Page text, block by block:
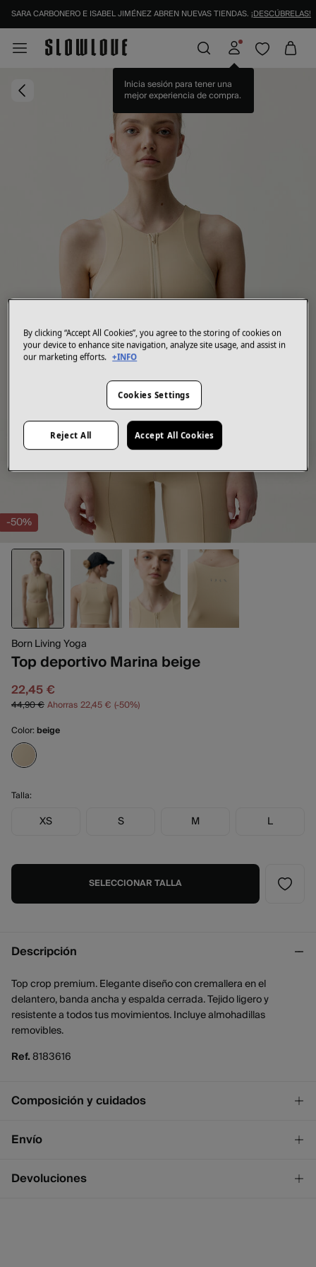
IDENTIFÍCATE COMO SOCIO Y DISFRUTA DE TODAS TUS VENTAJAS |INICIAR
Inicia sesión para tener una
mejor experiencia de compra.
-50%
Born Living Yoga
Top deportivo Marina beige
22,45 €
44,90 €Ahorras22,45 €
50
Color: beige
Talla:
XS S M L
SELECCIONAR TALLA
Descripción
Top crop premium. Elegante diseño con cremallera en el
delantero, banda ancha y espalda cerrada. Tejido ligero y
resistente a todos tus movimientos. Incluye almohadillas
removibles.
Ref.8183616
Composición y cuidados
Composición
Cuidados
Envío
Envío a tienda
¡GRATIS!
Devoluciones
By clicking “Accept All Cookies”, you agree to the storing of cookies on
your device to enhance site navigation, analyze site usage, and assist in
our marketing efforts. +INFO
Cookies Settings
Reject All Accept All Cookies